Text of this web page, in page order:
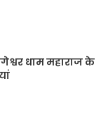
धाम महाराज के